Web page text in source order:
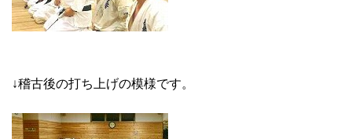
↓稽古後の打ち上げの模様です。